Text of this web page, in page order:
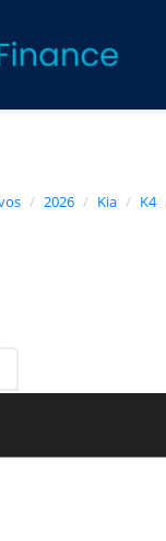
2026 Kia K4